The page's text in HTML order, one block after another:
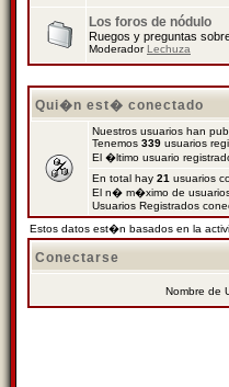
Los foros de nódulo
Ruegos y preguntas
ModeradorLechuza
Qui�n est� conectado
Nuestros usuarios han
Tenemos 339 usuarios
El �ltimo usuario
En total hay 21 usuarios
El n� m�ximo de
Usuarios Registrados
Estos datos est�n basados en la
Conectarse
Nombre de